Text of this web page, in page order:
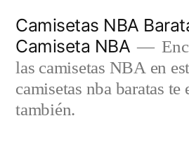
contenido
Camisetas NBA
Camiseta NBA
las camisetas NBA en
camisetas nba baratas te
también.